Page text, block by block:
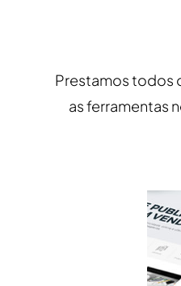
Prestamos todos
as ferramentas